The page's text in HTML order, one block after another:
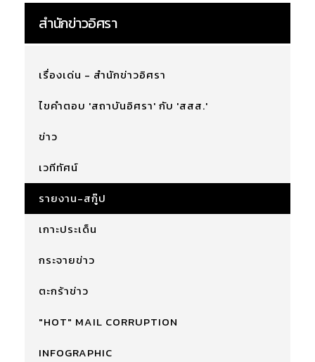
สำนักข่าวอิศรา
เรื่องเด่น - สำนักข่าวอิศรา
ไขคำตอบ 'สถาบันอิศรา' กับ 'สสส.'
ข่าว
เวทีทัศน์
รายงาน-สกู๊ป
เกาะประเด็น
กระจายข่าว
ตะกร้าข่าว
"HOT" MAIL CORRUPTION
INFOGRAPHIC